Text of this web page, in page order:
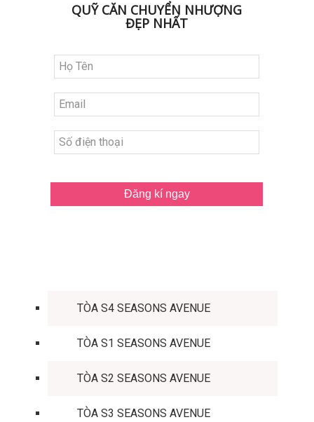
QUỸ CĂN CHUYỂN NHƯỢNG
ĐẸP NHẤT
Đăng kí ngay
TÒA S4 SEASONS AVENUE
TÒA S1 SEASONS AVENUE
TÒA S2 SEASONS AVENUE
TÒA S3 SEASONS AVENUE